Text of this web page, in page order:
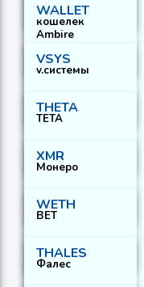
WALLET
кошелек
Ambire
VSYS
v.системы
THETA
ТЕТА
XMR
Монеро
WETH
ВЕТ
THALES
Фалес